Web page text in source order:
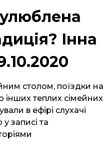
Інна
столом, поїздки на
інших теплих сімейних
в ефірі слухачі
записі та